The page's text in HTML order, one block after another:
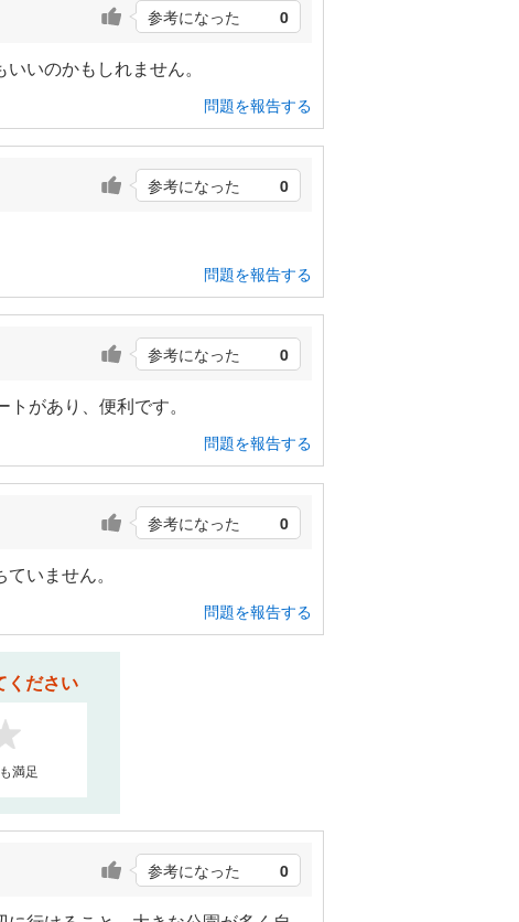
参考になった 0
いのかもしれません。
問題を報告する
参考になった 0
問題を報告する
参考になった 0
があり、便利です。
問題を報告する
参考になった 0
いません。
問題を報告する
ください
5
満足
参考になった 0